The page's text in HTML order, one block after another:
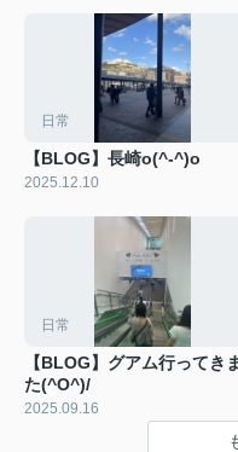
日常
【BLOG】長崎o(^-^)o
2025.12.10
日常
【BLOG】グアム行ってき
た(^O^)/
2025.09.16